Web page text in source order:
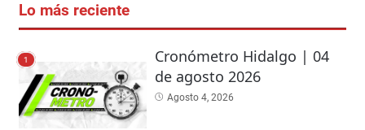
Lo más reciente
1
Cronómetro Hidalgo | 04
de agosto 2026
Agosto 4, 2026